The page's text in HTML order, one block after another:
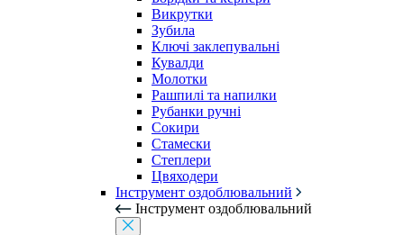
Викрутки
Зубила
Ключі заклепувальні
Кувалди
Молотки
Рашпилі та напилки
Рубанки ручні
Сокири
Стамески
Степлери
Цвяходери
Інструмент оздоблювальний
Інструмент оздоблювальний